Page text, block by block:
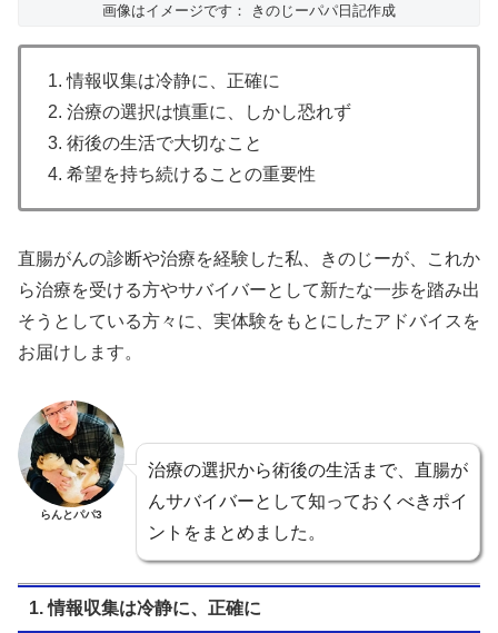
画像はイメージです： きのじーパパ日記作成
1. 情報収集は冷静に、正確に
2. 治療の選択は慎重に、しかし恐れず
3. 術後の生活で大切なこと
4. 希望を持ち続けることの重要性
直腸がんの診断や治療を経験した私、きのじーが、これか
ら治療を受ける方やサバイバーとして新たな一歩を踏み出
そうとしている方々に、実体験をもとにしたアドバイスを
お届けします。
らんとパパ3
治療の選択から術後の生活まで、直腸が
んサバイバーとして知っておくべきポイ
ントをまとめました。
1. 情報収集は冷静に、正確に